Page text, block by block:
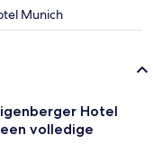
Munich
Hotel
volledige